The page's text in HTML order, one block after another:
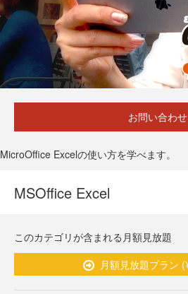
お問い合わせ
MicroOffice Excelの使い方を学べます。
MSOffice Excel
このカテゴリが含まれる月額見放題
月額見放題プラン